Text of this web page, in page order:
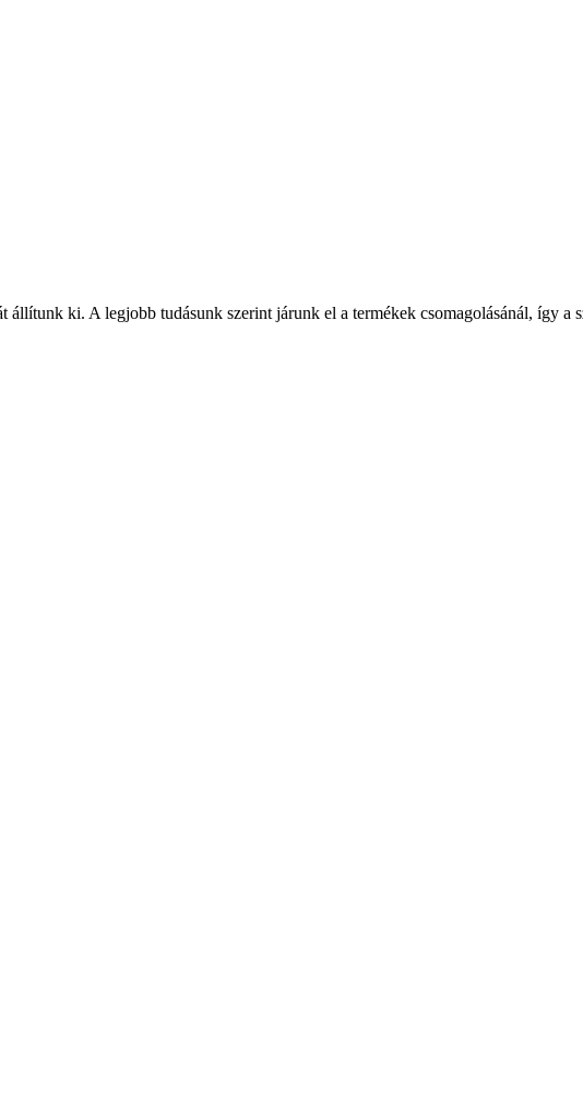
ki. A legjobb tudásunk szerint járunk el a termékek csomagolásánál, így a